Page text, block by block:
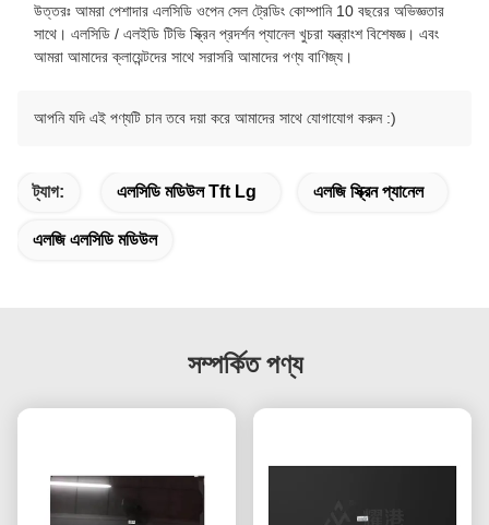
উত্তরঃ আমরা পেশাদার এলসিডি ওপেন সেল ট্রেডিং কোম্পানি 10 বছরের অভিজ্ঞতার
সাথে। এলসিডি / এলইডি টিভি স্ক্রিন প্রদর্শন প্যানেল খুচরা যন্ত্রাংশ বিশেষজ্ঞ। এবং
আমরা আমাদের ক্লায়েন্টদের সাথে সরাসরি আমাদের পণ্য বাণিজ্য।
আপনি যদি এই পণ্যটি চান তবে দয়া করে আমাদের সাথে যোগাযোগ করুন :)
ট্যাগ: এলসিডি মডিউল Tft Lg এলজি স্ক্রিন প্যানেল
এলজি এলসিডি মডিউল
সম্পর্কিত পণ্য